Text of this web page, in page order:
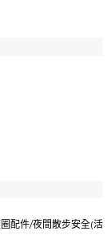
配件/夜間散步安全(活